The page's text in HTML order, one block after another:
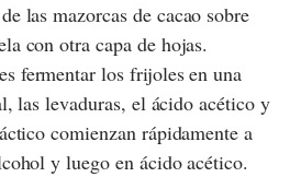
las mazorcas de cacao sobre
con otra capa de hojas.
fermentar los frijoles en una
las levaduras, el ácido acético y
comienzan rápidamente a
y luego en ácido acético.